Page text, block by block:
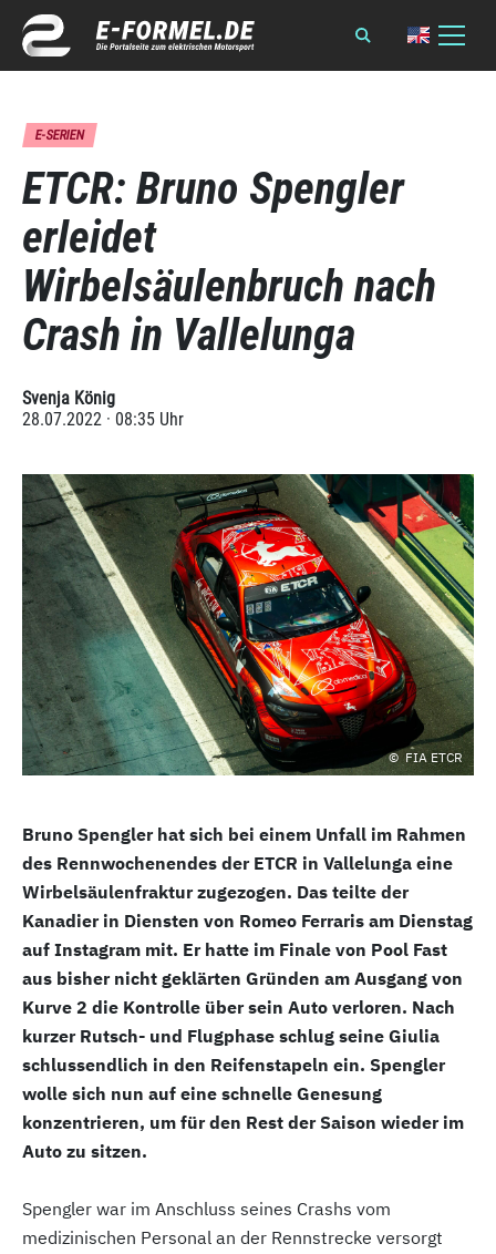
E-SERIEN
ETCR: Bruno Spengler
erleidet
Wirbelsäulenbruch nach
Crash in Vallelunga
Svenja König
28.07.2022 · 08:35 Uhr
FIA ETCR
Bruno Spengler hat sich bei einem Unfall im Rahmen
des Rennwochenendes der ETCR in Vallelunga eine
Wirbelsäulenfraktur zugezogen. Das teilte der
Kanadier in Diensten von Romeo Ferraris am Dienstag
auf Instagram mit. Er hatte im Finale von Pool Fast
aus bisher nicht geklärten Gründen am Ausgang von
Kurve 2 die Kontrolle über sein Auto verloren. Nach
kurzer Rutsch- und Flugphase schlug seine Giulia
schlussendlich in den Reifenstapeln ein. Spengler
wolle sich nun auf eine schnelle Genesung
konzentrieren, um für den Rest der Saison wieder im
Auto zu sitzen.
Spengler war im Anschluss seines Crashs vom
medizinischen Personal an der Rennstrecke versorgt